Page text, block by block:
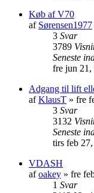
Køb af V70
af Sørensen1977
3 Svar
3789
Seneste
fre jun 21,
Adgang til lift
afKlausT » fre
3 Svar
3132
Seneste
tirs feb
VDASH
afoakey » fre
1 Svar